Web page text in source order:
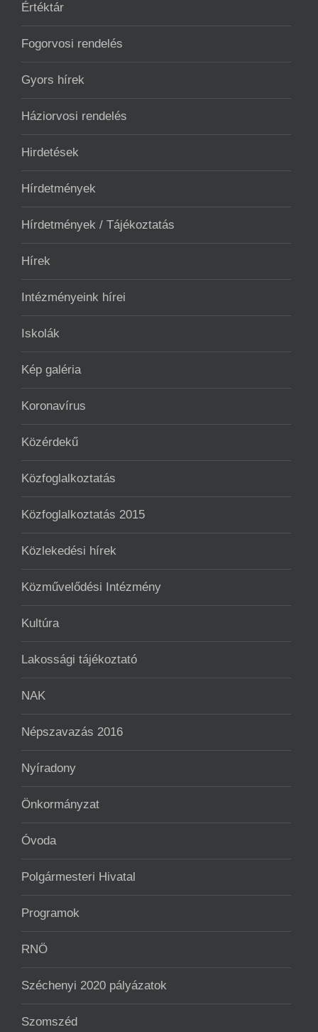
Értéktár
Fogorvosi rendelés
Gyors hírek
Háziorvosi rendelés
Hirdetések
Hírdetmények
Hírdetmények / Tájékoztatás
Hírek
Intézményeink hírei
Iskolák
Kép galéria
Koronavírus
Közérdekű
Közfoglalkoztatás
Közfoglalkoztatás 2015
Közlekedési hírek
Közművelődési Intézmény
Kultúra
Lakossági tájékoztató
NAK
Népszavazás 2016
Nyíradony
Önkormányzat
Óvoda
Polgármesteri Hivatal
Programok
RNÖ
Széchenyi 2020 pályázatok
Szomszéd